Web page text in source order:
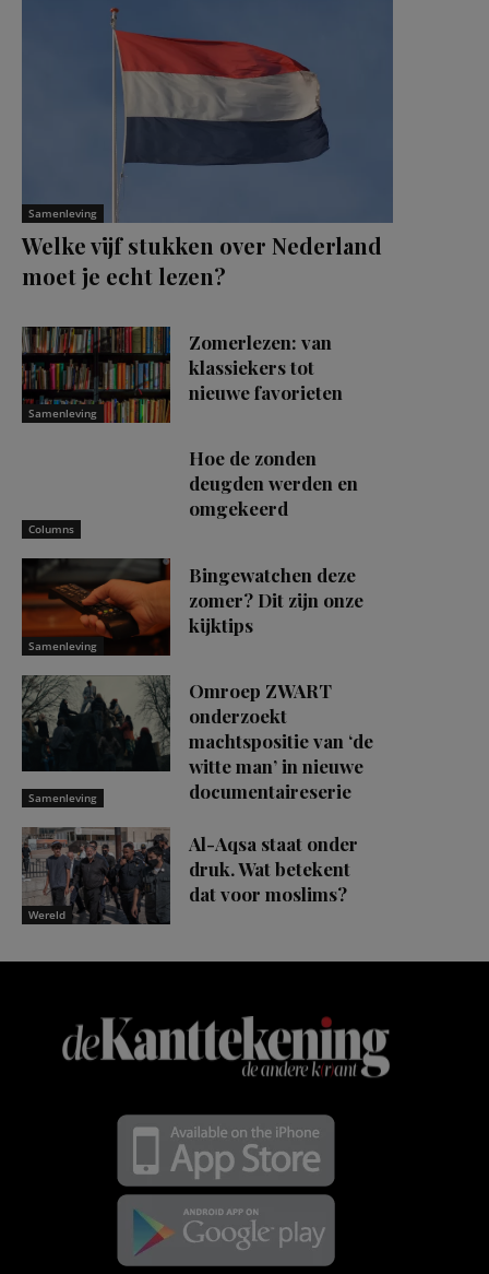
Samenleving
Welke vijf stukken over Nederland
moet je echt lezen?
Samenleving
Zomerlezen: van
klassiekers tot
nieuwe favorieten
Columns
Hoe de zonden
deugden werden en
omgekeerd
Samenleving
Bingewatchen deze
zomer? Dit zijn onze
kijktips
Samenleving
Omroep ZWART
onderzoekt
machtspositie van ‘de
witte man’ in nieuwe
documentaireserie
Wereld
Al-Aqsa staat onder
druk. Wat betekent
dat voor moslims?